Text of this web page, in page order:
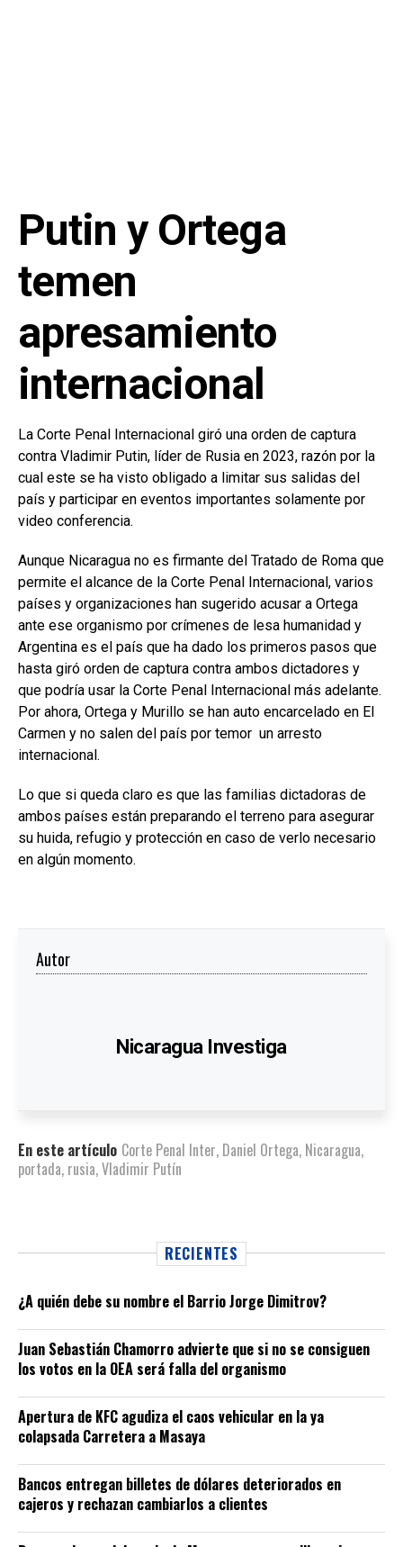
Putin y Ortega
temen
apresamiento
internacional
La Corte Penal Internacional giró una orden de captura
contra Vladimir Putin, líder de Rusia en 2023, razón por la
cual este se ha visto obligado a limitar sus salidas del
país y participar en eventos importantes solamente por
video conferencia.
Aunque Nicaragua no es firmante del Tratado de Roma que
permite el alcance de la Corte Penal Internacional, varios
países y organizaciones han sugerido acusar a Ortega
ante ese organismo por crímenes de lesa humanidad y
Argentina es el país que ha dado los primeros pasos que
hasta giró orden de captura contra ambos dictadores y
que podría usar la Corte Penal Internacional más adelante.
Por ahora, Ortega y Murillo se han auto encarcelado en El
Carmen y no salen del país por temor un arresto
internacional.
Lo que si queda claro es que las familias dictadoras de
ambos países están preparando el terreno para asegurar
su huida, refugio y protección en caso de verlo necesario
en algún momento.
Autor
Nicaragua Investiga
En este artículo Corte Penal Inter, Daniel Ortega, Nicaragua,
portada, rusia,Vladimir Putín
RECIENTES
¿A quién debe su nombre el Barrio Jorge Dimitrov?
Juan Sebastián Chamorro advierte que si no se consiguen
los votos en la OEA será falla del organismo
Apertura de KFC agudiza el caos vehicular en la ya
colapsada Carretera a Masaya
Bancos entregan billetes de dólares deteriorados en
cajeros y rechazan cambiarlos a clientes